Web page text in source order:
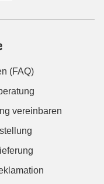
(FAQ)
vereinbaren